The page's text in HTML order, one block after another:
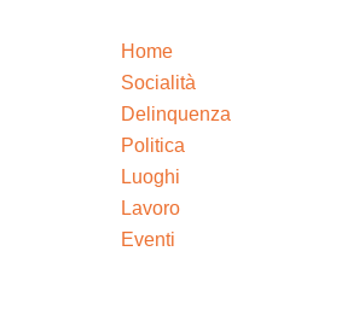
Home
Socialità
Delinquenza
Politica
Luoghi
Lavoro
Eventi